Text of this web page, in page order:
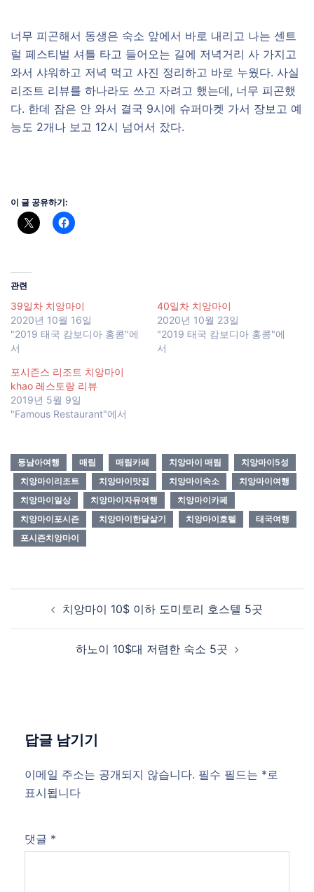
너무 피곤해서 동생은 숙소 앞에서 바로 내리고 나는 센트
럴 페스티벌 셔틀 타고 들어오는 길에 저녁거리 사 가지고
와서 샤워하고 저녁 먹고 사진 정리하고 바로 누웠다. 사실
리조트 리뷰를 하나라도 쓰고 자려고 했는데, 너무 피곤했
다. 한데 잠은 안 와서 결국 9시에 슈퍼마켓 가서 장보고 예
능도 2개나 보고 12시 넘어서 잤다.
이 글 공유하기:
관련
39일차 치앙마이
2020년 10월 16일
"2019 태국 캄보디아 홍콩"에
서
40일차 치앙마이
2020년 10월 23일
"2019 태국 캄보디아 홍콩"에
서
포시즌스 리조트 치앙마이
khao 레스토랑 리뷰
2019년 5월 9일
"Famous Restaurant"에서
동남아여행 매림 매림카페 치앙마이 매림
치앙마이5성
치앙마이리조트
치앙마이맛집 치앙마이숙소
치앙마이여행
치앙마이일상
치앙마이자유여행
치앙마이카페
치앙마이포시즌
치앙마이한달살기 치앙마이호텔
태국여행
포시즌치앙마이
navigation치앙마이 10$ 이하 도미토리 호스텔 5곳
하노이 10$대 저렴한 숙소 5곳
답글 남기기
이메일 주소는 공개되지 않습니다. 필수 필드는 *로
표시됩니다
댓글 *